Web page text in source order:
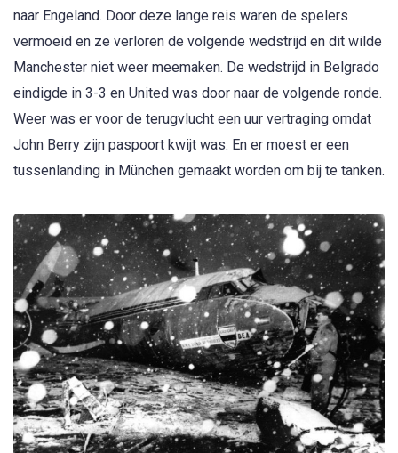
naar Engeland. Door deze lange reis waren de spelers
vermoeid en ze verloren de volgende wedstrijd en dit wilde
Manchester niet weer meemaken. De wedstrijd in Belgrado
eindigde in 3-3 en United was door naar de volgende ronde.
Weer was er voor de terugvlucht een uur vertraging omdat
John Berry zijn paspoort kwijt was. En er moest er een
tussenlanding in München gemaakt worden om bij te tanken.